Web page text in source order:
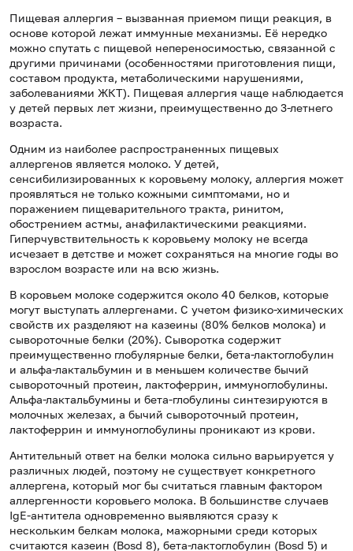
Пищевая аллергия – вызванная приемом пищи реакция, в
основе которой лежат иммунные механизмы. Её нередко
можно спутать с пищевой непереносимостью, связанной с
другими причинами (особенностями приготовления пищи,
составом продукта, метаболическими нарушениями,
заболеваниями ЖКТ). Пищевая аллергия чаще наблюдается
у детей первых лет жизни, преимущественно до 3-летнего
возраста.
Одним из наиболее распространенных пищевых
аллергенов является молоко. У детей,
сенсибилизированных к коровьему молоку, аллергия может
проявляться не только кожными симптомами, но и
поражением пищеварительного тракта, ринитом,
обострением астмы, анафилактическими реакциями.
Гиперчувствительность к коровьему молоку не всегда
исчезает в детстве и может сохраняться на многие годы во
взрослом возрасте или на всю жизнь.
В коровьем молоке содержится около 40 белков, которые
могут выступать аллергенами. С учетом физико-химических
свойств их разделяют на казеины (80% белков молока) и
сывороточные белки (20%). Сыворотка содержит
преимущественно глобулярные белки, бета-лактоглобулин
и альфа-лактальбумин и в меньшем количестве бычий
сывороточный протеин, лактоферрин, иммуноглобулины.
Альфа-лактальбумины и бета-глобулины синтезируются в
молочных железах, а бычий сывороточный протеин,
лактоферрин и иммуноглобулины проникают из крови.
Антительный ответ на белки молока сильно варьируется у
различных людей, поэтому не существует конкретного
аллергена, который мог бы считаться главным фактором
аллергенности коровьего молока. В большинстве случаев
IgE-антитела одновременно выявляются сразу к
нескольким белкам молока, мажорными среди которых
считаются казеин (Bosd 8), бета-лактоглобулин (Bosd 5) и